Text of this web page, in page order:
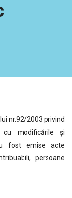
nr.92/2003 privind
cu modificările şi
fost emise acte
persoane